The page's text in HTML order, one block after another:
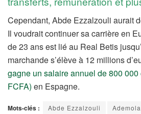
Cependant, Abde Ezzalzouli aurait
Il voudrait continuer sa carrière en
de 23 ans est lié au Real Betis
marchande s’élève à 12 millions
gagne un salaire annuel de 800
FCFA) en Espagne.
Mots-clés : Abde Ezzalzouli